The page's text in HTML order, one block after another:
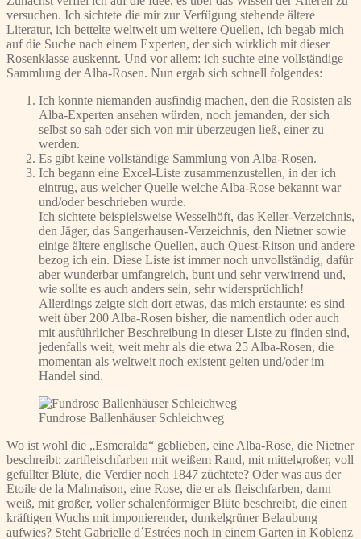
versuchen. Ich sichtete die mir zur Verfügung stehende ältere
Literatur, ich bettelte weltweit um weitere Quellen, ich begab mich
auf die Suche nach einem Experten, der sich wirklich mit dieser
Rosenklasse auskennt. Und vor allem: ich suchte eine vollständige
Sammlung der Alba-Rosen. Nun ergab sich schnell folgendes:
Ich konnte niemanden ausfindig machen, den die Rosisten als
Alba-Experten ansehen würden, noch jemanden, der sich
selbst so sah oder sich von mir überzeugen ließ, einer zu
werden.
Es gibt keine vollständige Sammlung von Alba-Rosen.
Ich begann eine Excel-Liste zusammenzustellen, in der ich
eintrug, aus welcher Quelle welche Alba-Rose bekannt war
und/oder beschrieben wurde.
Ich sichtete beispielsweise Wesselhöft, das Keller-Verzeichnis,
den Jäger, das Sangerhausen-Verzeichnis, den Nietner sowie
einige ältere englische Quellen, auch Quest-Ritson und andere
bezog ich ein. Diese Liste ist immer noch unvollständig, dafür
aber wunderbar umfangreich, bunt und sehr verwirrend und,
wie sollte es auch anders sein, sehr widersprüchlich!
Allerdings zeigte sich dort etwas, das mich erstaunte: es sind
weit über 200 Alba-Rosen bisher, die namentlich oder auch
mit ausführlicher Beschreibung in dieser Liste zu finden sind,
jedenfalls weit, weit mehr als die etwa 25 Alba-Rosen, die
momentan als weltweit noch existent gelten und/oder im
Handel sind.
Fundrose Ballenhäuser Schleichweg
Wo ist wohl die „Esmeralda“ geblieben, eine Alba-Rose, die Nietner
beschreibt: zartfleischfarben mit weißem Rand, mit mittelgroßer, voll
gefüllter Blüte, die Verdier noch 1847 züchtete? Oder was aus der
Etoile de la Malmaison, eine Rose, die er als fleischfarben, dann
weiß, mit großer, voller schalenförmiger Blüte beschreibt, die einen
kräftigen Wuchs mit imponierender, dunkelgrüner Belaubung
aufwies? Steht Gabrielle d´Estrées noch in einem Garten in Koblenz